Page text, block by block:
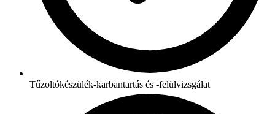
Tűzoltókészülék-karbantartás és -felülvizsgálat